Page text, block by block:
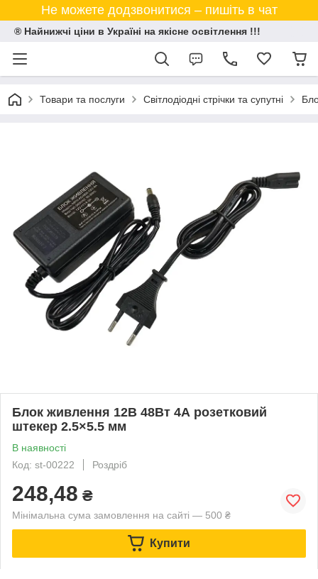
Не можете додзвонитися – пишіть в чат
® Найнижчі ціни в Україні на якісне освітлення !!!
Товари та послуги Світлодіодні стрічки та супутні
Блок живлення 12В 48Вт 4А розетковий
штекер 2.5×5.5 мм
В наявності
Код: st-00222
Роздріб
248,48 ₴
Мінімальна сума замовлення на сайті — 500 ₴
Купити